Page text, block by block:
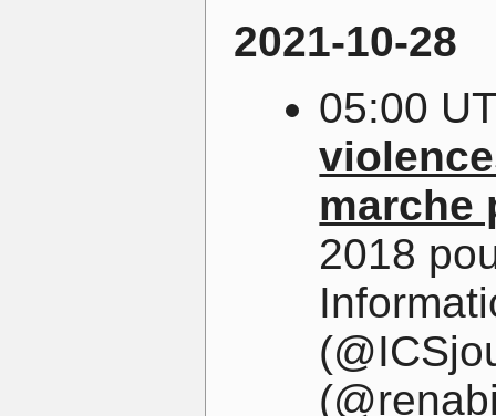
2021-10-28
05:00
marche
2018